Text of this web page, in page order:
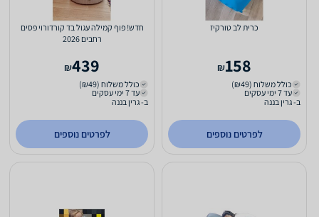
כרית לב טורקיז
158
₪
כולל משלוח (₪49)
עד 7 ימי עסקים
ב- גרין בננה
לפרטים נוספים
חדש! פוף קמילה עגול בד קורדורוי פסים
רחבים 2026
439
₪
כולל משלוח (₪49)
עד 7 ימי עסקים
ב- גרין בננה
לפרטים נוספים